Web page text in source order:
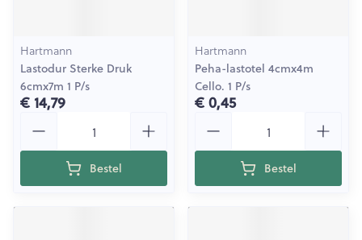
Hartmann
Lastodur Sterke Druk
6cmx7m 1 P/s
€ 14,79
Bestel
Hartmann
Peha-lastotel 4cmx4m
Cello. 1 P/s
€ 0,45
Bestel